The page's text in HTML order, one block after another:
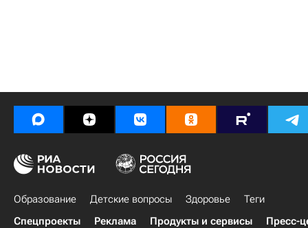
Образование Детские вопросы Здоровье
Теги
Спецпроекты
Реклама Продукты и сервисы Пресс-